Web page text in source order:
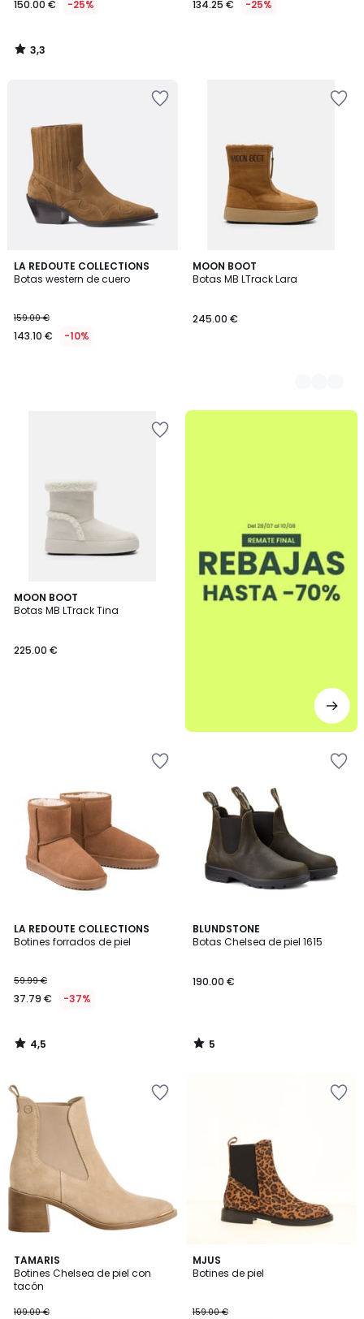
en
de
200.00
aplicado.
150.00 € -25%
3,3
/
134.25 € -25%
LA REDOUTE COLLECTIONS
Botas western de cuero
159.00 €
143.10 € -10%
MOON BOOT
Botas MB LTrack Lara
245.00 €
2
Colores
MOON BOOT
Botas MB LTrack Tina
225.00 €
.
LA REDOUTE COLLECTIONS
Botines forrados de piel
59.99 €
37.79 € -37%
4,5
/ 5
4,5
/
BLUNDSTONE
Botas Chelsea de piel 1615
190.00 €
5
/
5
/
TAMARIS
Botines Chelsea de piel con
tacón
109.00 €
MJUS
Botines de piel
159.00 €